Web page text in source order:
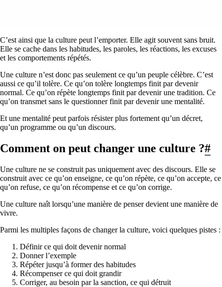
C’est ainsi que la culture peut l’emporter. Elle agit souvent sans bruit.
Elle se cache dans les habitudes, les paroles, les réactions, les excuses
et les comportements répétés.
Une culture n’est donc pas seulement ce qu’un peuple célèbre. C’est
aussi ce qu’il tolère. Ce qu’on tolère longtemps finit par devenir
normal. Ce qu’on répète longtemps finit par devenir une tradition. Ce
qu’on transmet sans le questionner finit par devenir une mentalité.
Et une mentalité peut parfois résister plus fortement qu’un décret,
qu’un programme ou qu’un discours.
Comment on peut changer une culture ?#
Une culture ne se construit pas uniquement avec des discours. Elle se
construit avec ce qu’on enseigne, ce qu’on répète, ce qu’on accepte, ce
qu’on refuse, ce qu’on récompense et ce qu’on corrige.
Une culture naît lorsqu’une manière de penser devient une manière de
vivre.
Parmi les multiples façons de changer la culture, voici quelques pistes :
Définir ce qui doit devenir normal
Donner l’exemple
Répéter jusqu’à former des habitudes
Récompenser ce qui doit grandir
Corriger, au besoin par la sanction, ce qui détruit